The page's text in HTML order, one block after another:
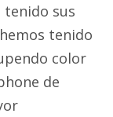
tenido sus
tenido
color
de